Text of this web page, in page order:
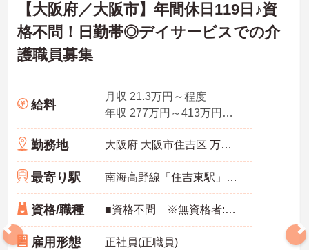
【大阪府／大阪市】年間休日119日♪資
格不問！日勤帯◎デイサービスでの介
護職員募集
給料
月収 21.3万円～程度
年収 277万円～413万円程度 月給×12ヶ月＋賞与
勤務地 大阪府 大阪市住吉区 万代東4-4-1
最寄り駅 南海高野線「住吉東駅」徒歩10分
資格/職種 ■資格不問 ※無資格者:入社半年以内に会社負担で認知症介護基礎研修受講 ■経験：不問
雇用形態 正社員(正職員)